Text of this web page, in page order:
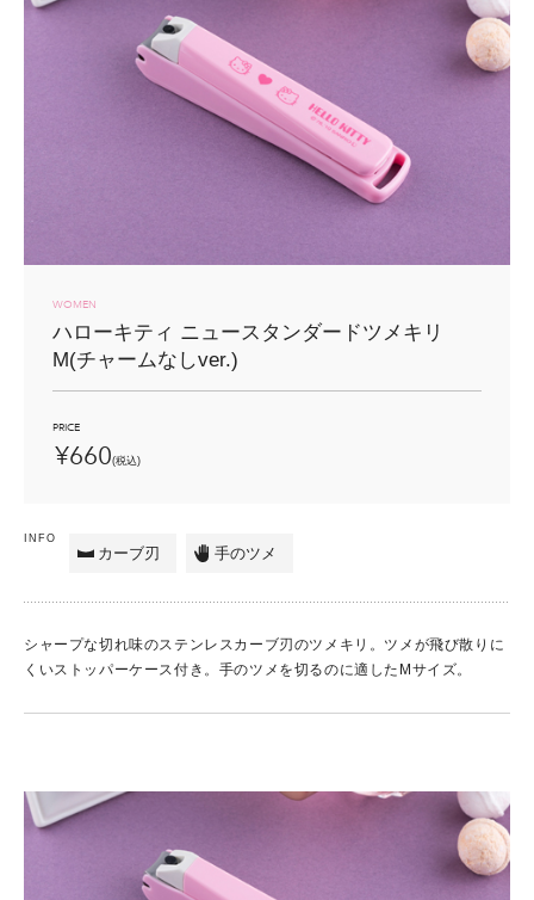
WOMEN
ハローキティ ニュースタンダードツメキリ
M(チャームなしver.)
PRICE
¥660(税込)
INFO
カーブ刃 手のツメ
シャープな切れ味のステンレスカーブ刃のツメキリ。ツメが飛び散りに
くいストッパーケース付き。手のツメを切るのに適したMサイズ。